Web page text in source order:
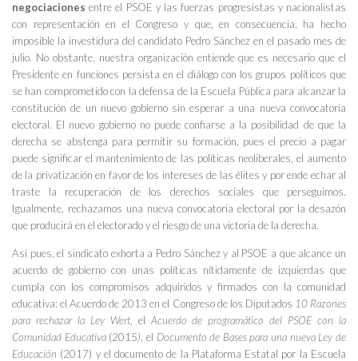
negociaciones entre el PSOE y las fuerzas progresistas y nacionalistas
con representación en el Congreso y que, en consecuencia, ha hecho
imposible la investidura del candidato Pedro Sánchez en el pasado mes de
julio. No obstante, nuestra organización entiende que es necesario que el
Presidente en funciones persista en el diálogo con los grupos políticos que
se han comprometido con la defensa de la Escuela Pública para alcanzar la
constitución de un nuevo gobierno sin esperar a una nueva convocatoria
electoral. El nuevo gobierno no puede confiarse a la posibilidad de que la
derecha se abstenga para permitir su formación, pues el precio a pagar
puede significar el mantenimiento de las políticas neoliberales, el aumento
de la privatización en favor de los intereses de las élites y por ende echar al
traste la recuperación de los derechos sociales que perseguimos.
Igualmente, rechazamos una nueva convocatoria electoral por la desazón
que producirá en el electorado y el riesgo de una victoria de la derecha.
Así pues, el sindicato exhorta a Pedro Sánchez y al PSOE a que alcance un
acuerdo de gobierno con unas políticas nítidamente de izquierdas que
cumpla con los compromisos adquiridos y firmados con la comunidad
educativa: el Acuerdo de 2013 en el Congreso de los Diputados 10 Razones
para rechazar la Ley Wert, el Acuerdo de programático del PSOE con la
Comunidad Educativa (2015) , el Documento de Bases para una nueva Ley de
Educación (2017) y el documento de la Plataforma Estatal por la Escuela